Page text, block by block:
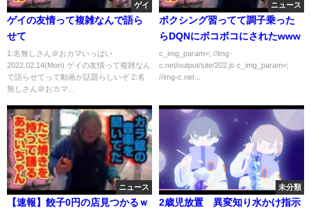
ゲイ
ゲイの友情って複雑なんで語ら
せて
1:名無しさん＠おカマいっぱい
2022.02.14(Mon) ゲイの友情って複雑なん
で語らせてって動画が話題らしいぞ 2:名
無しさん＠おカマ...
ニュース
ボクシング習ってて調子乗った
らDQNにボコボコにされたwww
c_img_param=; //img-
c.net/output/site/202.js c_img_param=;
//img-c.net...
ニュース
【速報】餃子0円の店見つかるｗ
未分類
2歳児放置 異変知り水かけ指示